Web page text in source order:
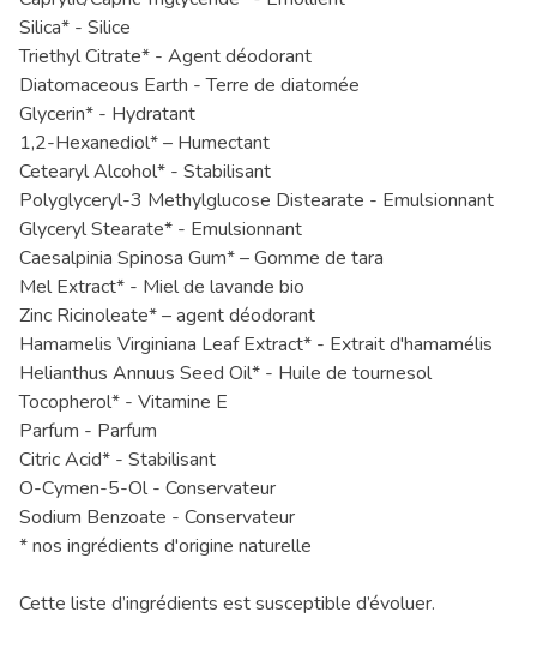
Silica* - Silice
Triethyl Citrate* - Agent déodorant
Diatomaceous Earth - Terre de diatomée
Glycerin* - Hydratant
1,2-Hexanediol* – Humectant
Cetearyl Alcohol* - Stabilisant
Polyglyceryl-3 Methylglucose Distearate - Emulsionnant
Glyceryl Stearate* - Emulsionnant
Caesalpinia Spinosa Gum* – Gomme de tara
Mel Extract* - Miel de lavande bio
Zinc Ricinoleate* – agent déodorant
Hamamelis Virginiana Leaf Extract* - Extrait d'hamamélis
Helianthus Annuus Seed Oil* - Huile de tournesol
Tocopherol* - Vitamine E
Parfum - Parfum
Citric Acid* - Stabilisant
O-Cymen-5-Ol - Conservateur
Sodium Benzoate - Conservateur
* nos ingrédients d'origine naturelle
Cette liste d’ingrédients est susceptible d’évoluer.